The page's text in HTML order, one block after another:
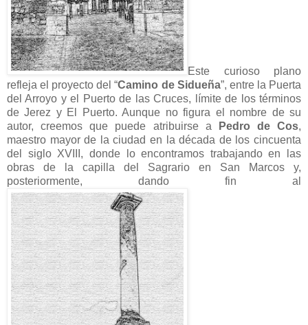
Este curioso plano
refleja el proyecto del “Camino de Sidueña”, entre la Puerta
del Arroyo y el Puerto de las Cruces, límite de los términos
de Jerez y El Puerto. Aunque no figura el nombre de su
autor, creemos que puede atribuirse a
Pedro de Cos,
maestro mayor de la ciudad en la década de los cincuenta
del siglo XVIII, donde lo encontramos trabajando en las
obras de la capilla del Sagrario en San Marcos y,
posteriormente, dando fin al